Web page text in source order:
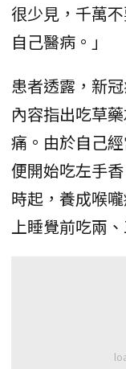
很少見，千萬
自己醫病。」
患者透露，新
內容指出吃草
痛。由於自己
便開始吃左手
時起，養成喉
上睡覺前吃兩